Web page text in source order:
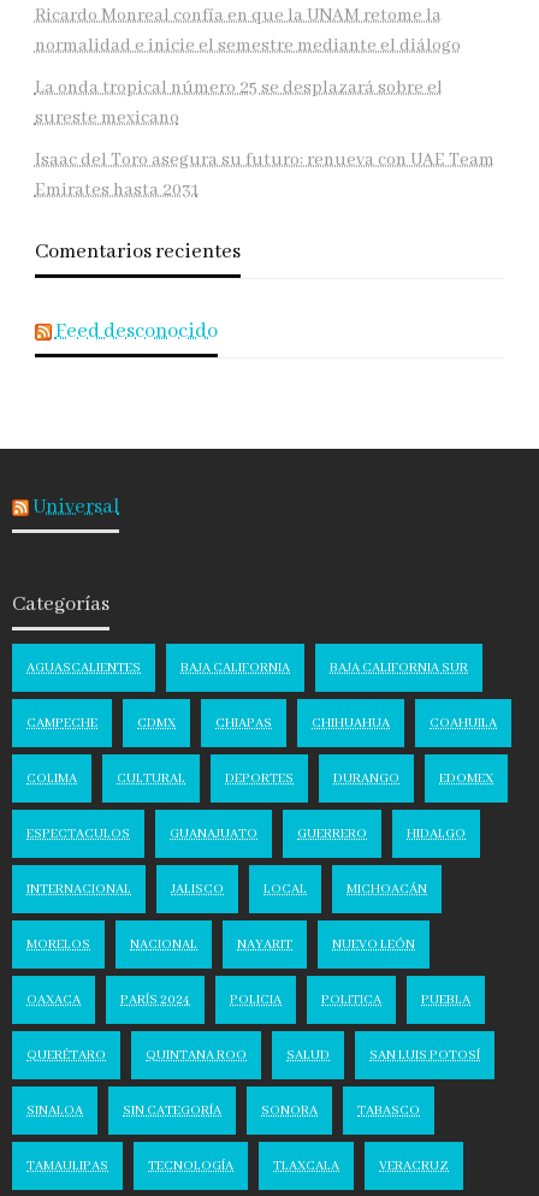
Ricardo Monreal confía en que la UNAM retome la
normalidad e inicie el semestre mediante el diálogo
La onda tropical número 25 se desplazará sobre el
sureste mexicano
Isaac del Toro asegura su futuro: renueva con UAE Team
Emirates hasta 2031
Comentarios recientes
Feed desconocido
Universal
Categorías
AGUASCALIENTES BAJA CALIFORNIA BAJA CALIFORNIA SUR
CAMPECHE CDMX CHIAPAS CHIHUAHUA COAHUILA
COLIMA CULTURAL DEPORTES DURANGO EDOMEX
ESPECTACULOS GUANAJUATO GUERRERO HIDALGO
INTERNACIONAL JALISCO LOCAL MICHOACÁN
MORELOS NACIONAL NAYARIT NUEVO LEÓN
OAXACA PARÍS 2024 POLICIA POLITICA PUEBLA
QUERÉTARO QUINTANA ROO SALUD SAN LUIS POTOSÍ
SINALOA SIN CATEGORÍA SONORA TABASCO
TAMAULIPAS TECNOLOGÍA TLAXCALA VERACRUZ